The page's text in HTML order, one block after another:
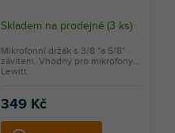
Průměrné
hodnocení
produktu
5,0
Skladem na prodejně (3 ks)
349 Kč
Mikrofonní držák s 3/8 "a 5/8"
závitem. Vhodný pro mikrofony
Lewitt.